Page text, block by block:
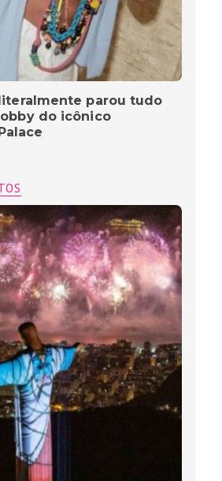
parou tudo
do icônico